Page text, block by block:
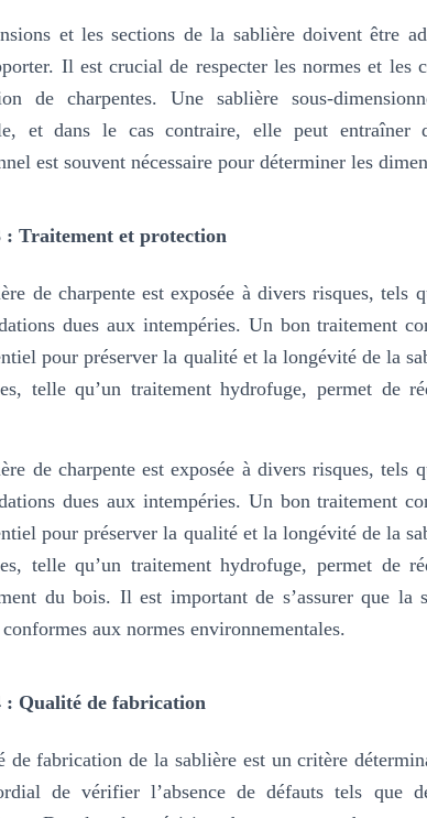
et les sections de la sablière doivent être
Il est crucial de respecter les normes et les
de charpentes. Une sablière sous-
et dans le cas contraire, elle peut entraîner
est souvent nécessaire pour déterminer les
: Traitement et protection
de charpente est exposée à divers risques, tels
dues aux intempéries. Un bon traitement
pour préserver la qualité et la longévité de la
telle qu’un traitement hydrofuge, permet de
de charpente est exposée à divers risques, tels
dues aux intempéries. Un bon traitement
pour préserver la qualité et la longévité de la
telle qu’un traitement hydrofuge, permet de
du bois. Il est important de s’assurer que la
aux normes environnementales.
: Qualité de fabrication
de fabrication de la sablière est un critère
de vérifier l’absence de défauts tels que